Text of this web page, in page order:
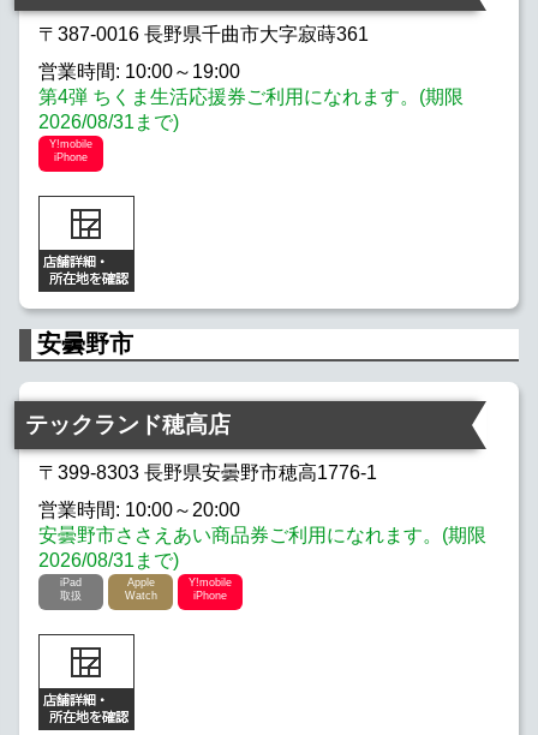
〒387-0016 長野県千曲市大字寂蒔361
営業時間: 10:00～19:00
第4弾 ちくま生活応援券ご利用になれます。(期限
2026/08/31まで)
Y!mobile
iPhone
安曇野市
テックランド穂高店
〒399-8303 長野県安曇野市穂高1776-1
営業時間: 10:00～20:00
安曇野市ささえあい商品券ご利用になれます。(期限
2026/08/31まで)
iPad
取扱
Apple
Watch
Y!mobile
iPhone